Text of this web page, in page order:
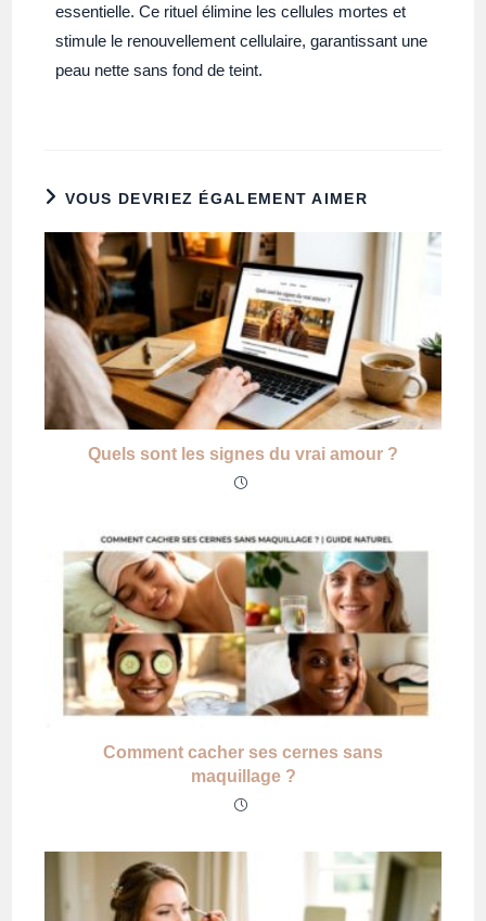
essentielle. Ce rituel élimine les cellules mortes et
stimule le renouvellement cellulaire, garantissant une
peau nette sans fond de teint.
VOUS DEVRIEZ ÉGALEMENT AIMER
Quels sont les signes du vrai amour ?
Comment cacher ses cernes sans
maquillage ?